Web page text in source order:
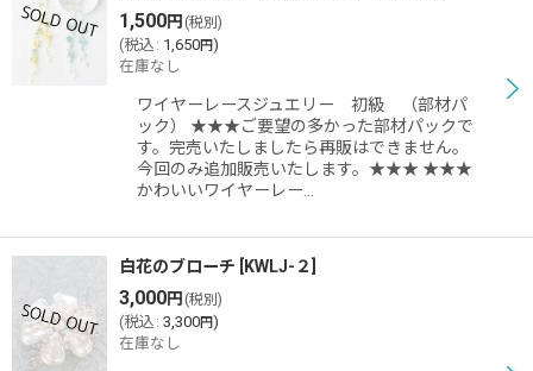
1,500円 (税別)
(税込 : 1,650円)
在庫なし
ワイヤーレースジュエリー 初級 （部材パ
ック） ★★★ご要望の多かった部材パックで
す。完売いたしましたら再販はできません。
今回のみ追加販売いたします。★★★ ★★★
かわいいワイヤーレー…
白花のブローチ KWLJ-２
3,000円 (税別)
(税込 : 3,300円)
在庫なし